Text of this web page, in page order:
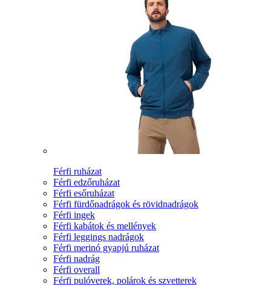
Férfi ruházat
Férfi edzőruházat
Férfi esőruházat
Férfi fürdőnadrágok és rövidnadrágok
Férfi ingek
Férfi kabátok és mellények
Férfi leggings nadrágok
Férfi merinó gyapjú ruházat
Férfi nadrág
Férfi overall
Férfi pulóverek, polárok és szvetterek